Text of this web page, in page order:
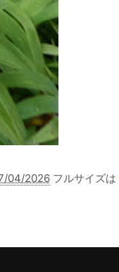
04/2026 フルサイズは